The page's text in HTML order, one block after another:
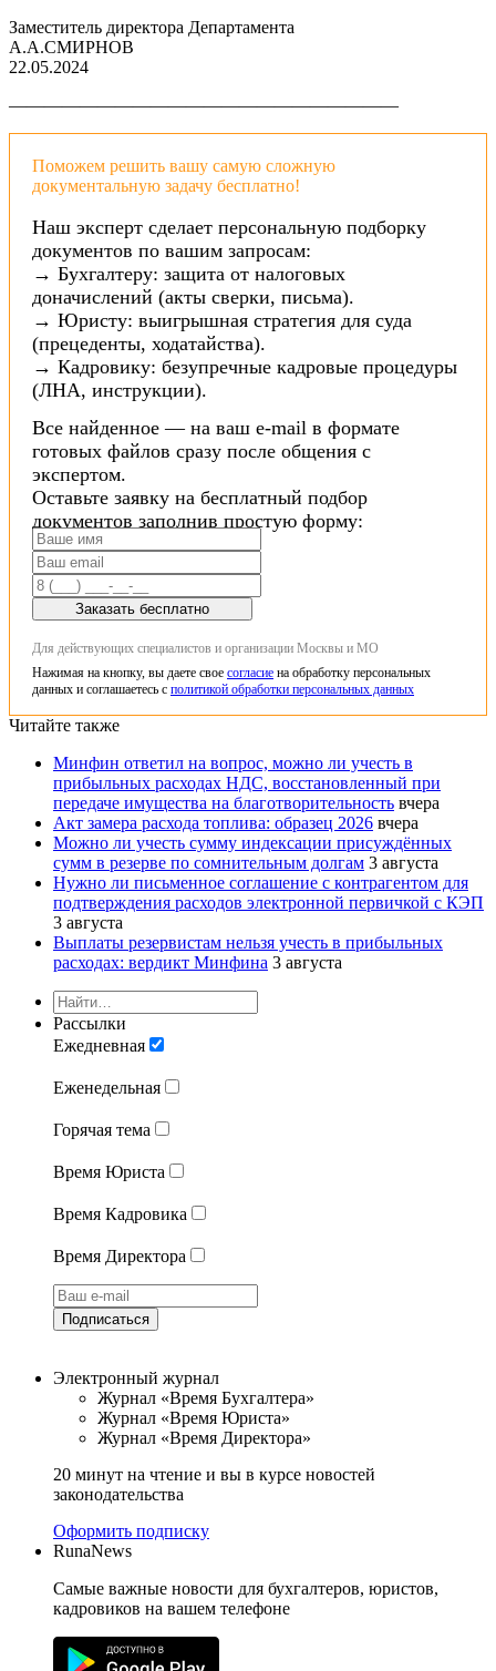
Заместитель директора Департамента
А.А.СМИРНОВ
22.05.2024
——————————————————————
Поможем решить вашу самую сложную
документальную задачу бесплатно!
Наш эксперт сделает персональную подборку
документов по вашим запросам:
→ Бухгалтеру: защита от налоговых
доначислений (акты сверки, письма).
→ Юристу: выигрышная стратегия для суда
(прецеденты, ходатайства).
→ Кадровику: безупречные кадровые процедуры
(ЛНА, инструкции).
Все найденное — на ваш e-mail в формате
готовых файлов сразу после общения с
экспертом.
Оставьте заявку на бесплатный подбор
документов заполнив простую форму:
Заказать бесплатно
Для действующих специалистов и организации Москвы и МО
Нажимая на кнопку, вы даете свое согласие на обработку персональных
данных и соглашаетесь с политикой обработки персональных данных
Читайте также
Минфин ответил на вопрос, можно ли учесть в
прибыльных расходах НДС, восстановленный при
передаче имущества на благотворительность вчера
Акт замера расхода топлива: образец 2026 вчера
Можно ли учесть сумму индексации присуждённых
сумм в резерве по сомнительным долгам 3 августа
Нужно ли письменное соглашение с контрагентом для
подтверждения расходов электронной первичкой с КЭП
3 августа
Выплаты резервистам нельзя учесть в прибыльных
расходах: вердикт Минфина 3 августа
Рассылки
Ежедневная
Еженедельная
Горячая тема
Время Юриста
Время Кадровика
Время Директора
Подписаться
Электронный журнал
Журнал «Время Бухгалтера»
Журнал «Время Юриста»
Журнал «Время Директора»
20 минут на чтение и вы в курсе новостей
законодательства
Оформить подписку
RunaNews
Самые важные новости для бухгалтеров, юристов,
кадровиков на вашем телефоне